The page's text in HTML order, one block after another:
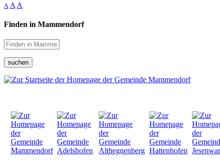
A A A
Finden in Mammendorf
suchen